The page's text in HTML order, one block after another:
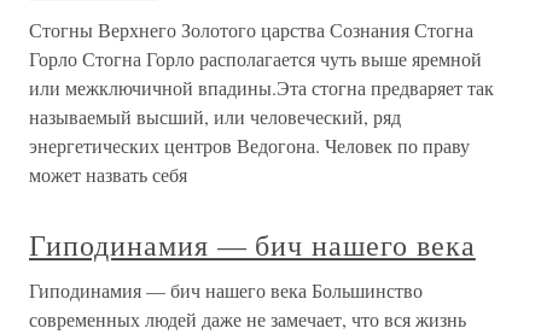
Стогны Верхнего Золотого царства Сознания Стогна
Горло Стогна Горло располагается чуть выше яремной
или межключичной впадины.Эта стогна предваряет так
называемый высший, или человеческий, ряд
энергетических центров Ведогона. Человек по праву
может назвать себя
Гиподинамия — бич нашего века
Гиподинамия — бич нашего века Большинство
современных людей даже не замечает, что вся жизнь